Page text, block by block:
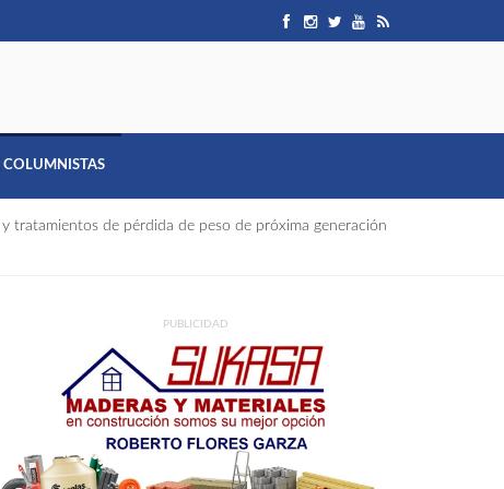
COLUMNISTAS
tratamientos de pérdida de peso de próxima generación
PUBLICIDAD